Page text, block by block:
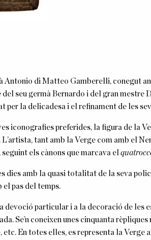
Antonio di Matteo Gamberelli, conegut
seu germà Bernardo i del gran mestre
per la delicadesa i el refinament de les
iconografies preferides, la figura de la
tant amb la Verge com amb el
els cànons que marcava el
dies amb la quasi totalitat de la seva
el pas del temps.
devoció particular i a la decoració de les
Se’n coneixen unes cinquanta
En totes elles, es representa la Verge